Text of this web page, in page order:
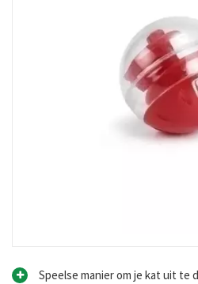
Speelse manier om je kat uit te